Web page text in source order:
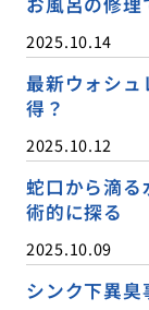
2025.10.14
最新ウォシ
得？
2025.10.12
蛇口から滴
術的に探る
2025.10.09
シンク下異